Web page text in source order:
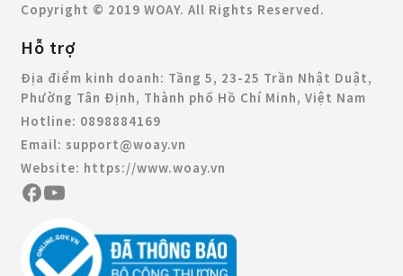
Copyright © 2019 WOAY. All Rights Reserved.
Hỗ trợ
Địa điểm kinh doanh: Tầng 5, 23-25 Trần Nhật Duật,
Phường Tân Định, Thành phố Hồ Chí Minh, Việt Nam
Hotline: 0898884169
Email: support@woay.vn
Website: https://www.woay.vn